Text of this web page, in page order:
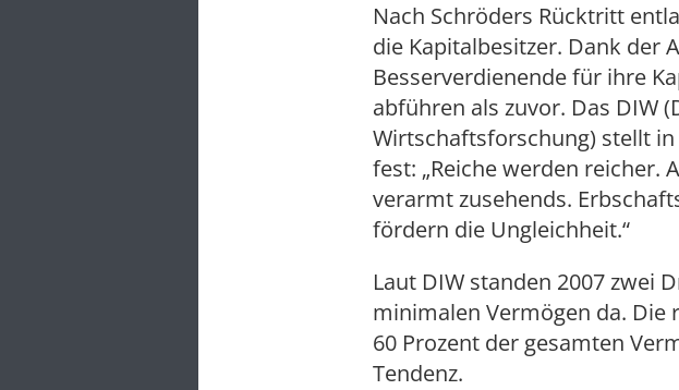
Nach Schröders Rücktritt
die Kapitalbesitzer. Dank der
Besserverdienende für ihre
abführen als zuvor. Das DIW
Wirtschaftsforschung) stellt
fest: „Reiche werden
verarmt zusehends.
fördern die Ungleichheit.“
Laut DIW standen 2007 zwei
minimalen Vermögen da. Die
60 Prozent der gesamten
Tendenz.